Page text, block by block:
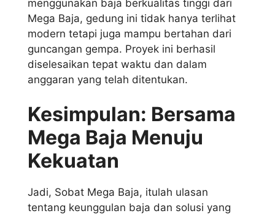
menggunakan baja berkualitas tinggi dari
Mega Baja, gedung ini tidak hanya terlihat
modern tetapi juga mampu bertahan dari
guncangan gempa. Proyek ini berhasil
diselesaikan tepat waktu dan dalam
anggaran yang telah ditentukan.
Kesimpulan: Bersama
Mega Baja Menuju
Kekuatan
Jadi, Sobat Mega Baja, itulah ulasan
tentang keunggulan baja dan solusi yang